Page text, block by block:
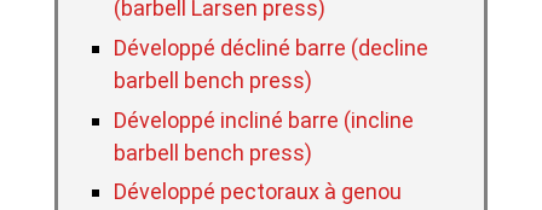
(barbell Larsen press)
Développé décliné barre (decline
barbell bench press)
Développé incliné barre (incline
barbell bench press)
Développé pectoraux à genou